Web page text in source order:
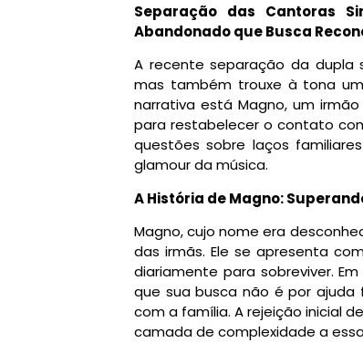
Separação das Cantoras
Abandonado que Busca
A recente separação da dupla
mas também trouxe à tona
narrativa está Magno, um
para restabelecer o contato
questões sobre laços
glamour da música.
A História de Magno:
Magno, cujo nome era
das irmãs. Ele se apresenta
diariamente para sobreviver.
que sua busca não é por
com a família. A rejeição inicial
camada de complexidade a